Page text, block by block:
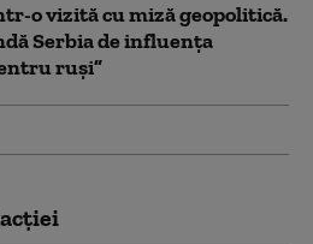
o vizită cu miză geopolitică.
Serbia de influența
ruși”